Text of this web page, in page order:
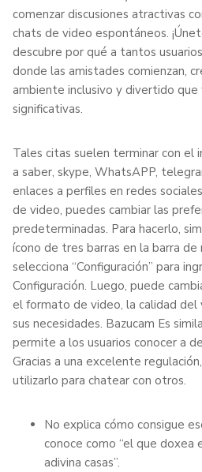
comenzar discusiones atractivas
chats de video espontáneos.
descubre por qué a tantos
donde las amistades comienzan,
ambiente inclusivo y divertido
significativas.
Tales citas suelen terminar con el
a saber, skype, WhatsAPP,
enlaces a perfiles en redes
de video, puedes cambiar las
predeterminadas. Para hacerlo,
ícono de tres barras en la barra de
selecciona “Configuración” para
Configuración. Luego, puede
el formato de video, la calidad del
sus necesidades. Bazucam Es
permite a los usuarios conocer a
Gracias a una excelente
utilizarlo para chatear con otros.
No explica cómo consigue
conoce como “el que doxea
adivina casas”.